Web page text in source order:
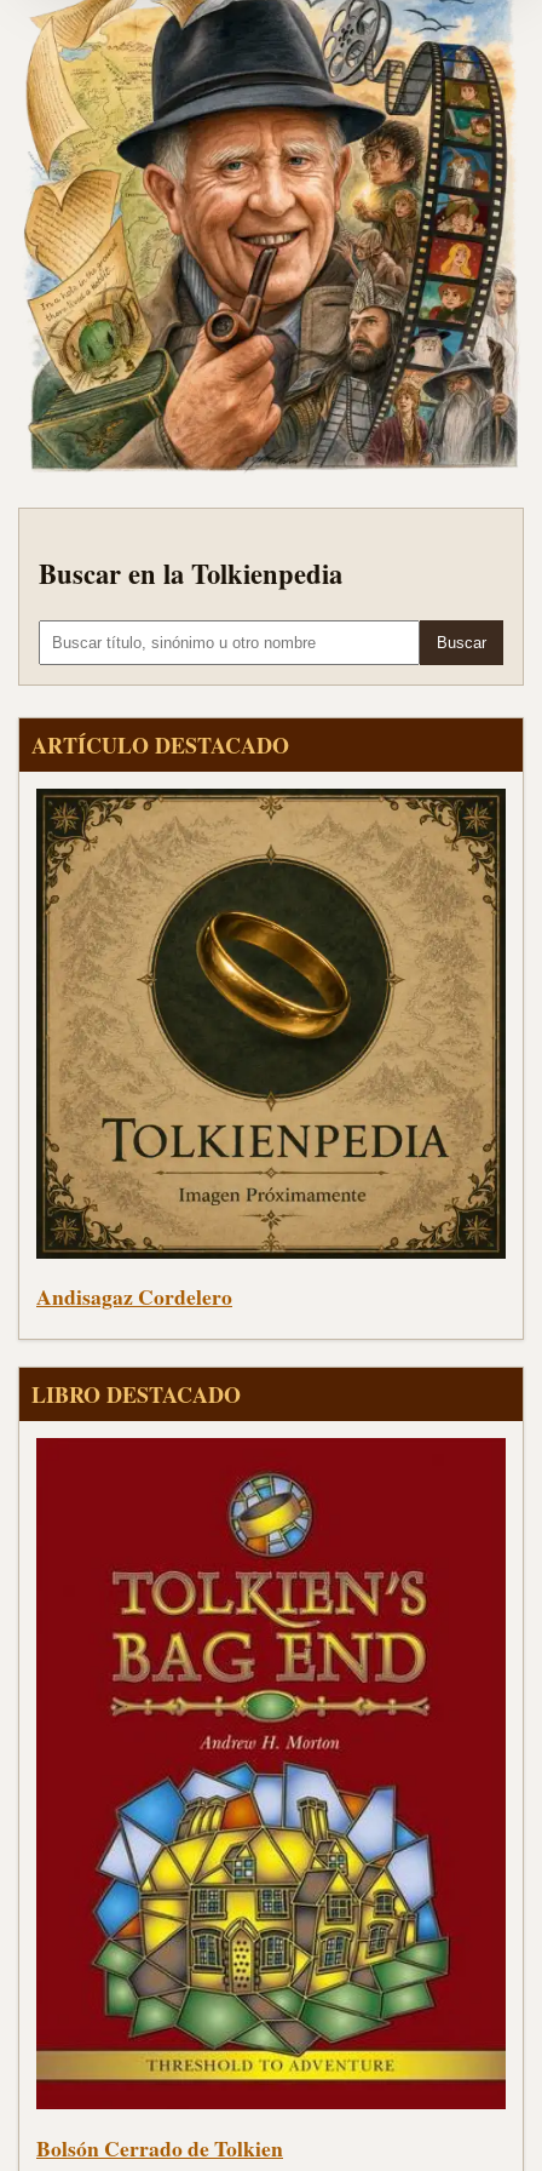
Buscar en la Tolkienpedia
Buscar término Buscar
ARTÍCULO DESTACADO
Andisagaz Cordelero
LIBRO DESTACADO
Bolsón Cerrado de Tolkien